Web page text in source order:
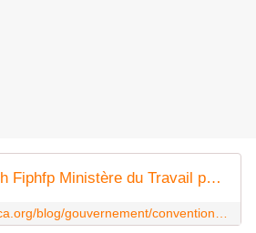
Convention Agefiph Fiphfp Ministère du Travail pour l'Emploi accompagné